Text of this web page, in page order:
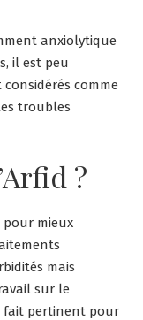
anxiolytique
il est peu
comme
troubles
?
pour mieux
mais
sur le
fait pertinent pour